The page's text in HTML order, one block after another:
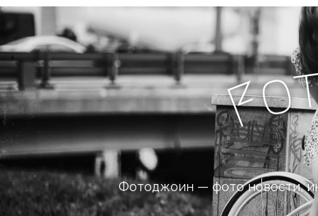
Fo
Фотоджоин — фото новости,